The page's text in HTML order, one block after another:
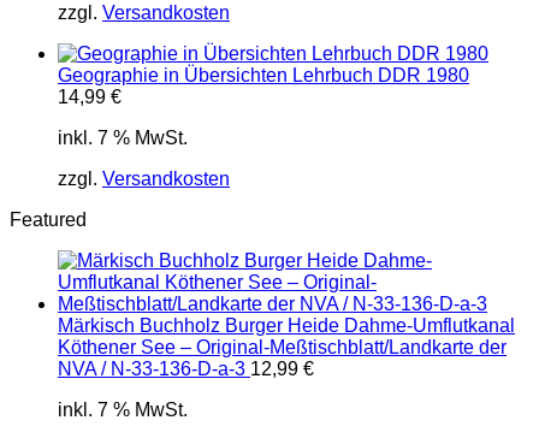
zzgl. Versandkosten
Geographie in Übersichten Lehrbuch DDR 1980
14,99 €
inkl. 7 % MwSt.
zzgl. Versandkosten
Featured
Märkisch Buchholz Burger Heide Dahme-Umflutkanal
Köthener See – Original-Meßtischblatt/Landkarte der
NVA / N-33-136-D-a-3 12,99 €
inkl. 7 % MwSt.